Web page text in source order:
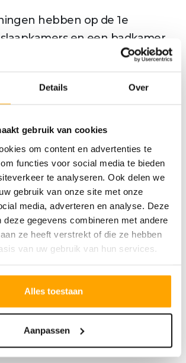
Details Over
gebruik van cookies
om content en advertenties te
functies voor social media te bieden
te analyseren. Ook delen we
gebruik van onze site met onze
media, adverteren en analyse. Deze
deze gegevens combineren met andere
ze heeft verstrekt of die ze hebben
van uw gebruik van hun services.
Alles toestaan
Aanpassen
hebben op de 1e
en een badkamer.
woning een ruime zolder. De
je op de zolder meer
vanaf 129 m²
141 tot 225 m² groot, met
woonkamer met mogelijkheid
en uitbouw
en een zolder
complete badkamer en
en Bijna Energie
(BENG)